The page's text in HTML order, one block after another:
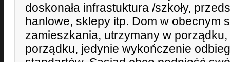
doskonała infrastuktura /szkoły,
hanlowe, sklepy itp. Dom w obecnym
zamieszkania, utrzymany w
porządku, jedynie wykończenie